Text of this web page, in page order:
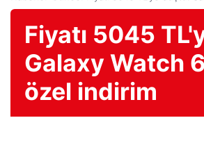
Fiyatı 5045
Galaxy Watch
özel indirim